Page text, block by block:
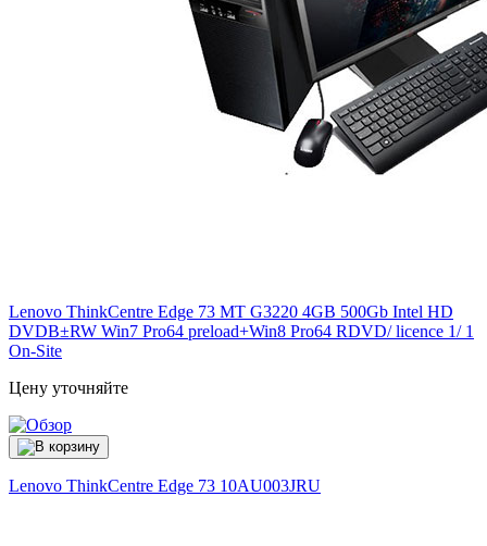
Lenovo ThinkCentre Edge 73 MT G3220 4GB 500Gb Intel HD
DVDВ±RW Win7 Pro64 preload+Win8 Pro64 RDVD/ licence 1/ 1
On-Site
Цену уточняйте
Lenovo ThinkCentre Edge 73 10AU003JRU